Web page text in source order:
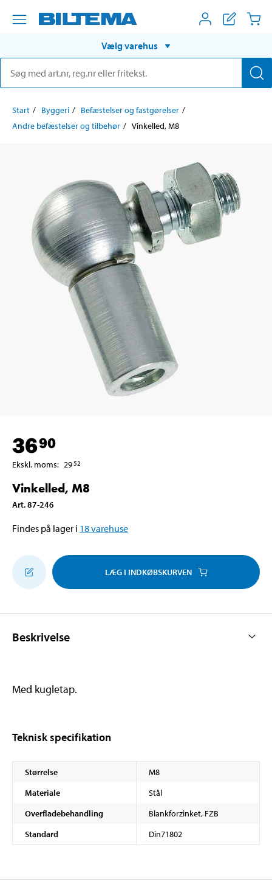
Vælg varehus
Start Byggeri
Befæstelser og fastgørelser
Andre befæstelser og tilbehør
Vinkelled, M8
3690
Ekskl. moms: 2952
Vinkelled, M8
Art.87-246
Findes på lager i 18varehuse
LÆG I INDKØBSKURVEN
Beskrivelse
Med kugletap.
Teknisk specifikation
Størrelse
M8
Materiale
Stål
Overfladebehandling
Blankforzinket, FZB
Standard
Din71802